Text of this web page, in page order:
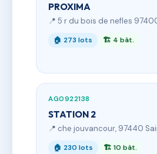
PROXIMA
📍 5 r du bois de nefles
🏠 273 lots 🏗 4 bât.
AG0922138
STATION 2
📍 che jouvancour, 97440
🏠 230 lots 🏗 10 bât.